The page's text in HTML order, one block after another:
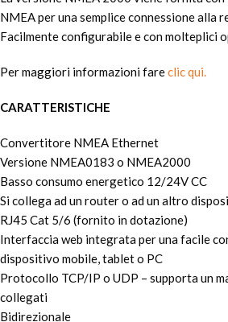
NMEA per una semplice connessione alla
Facilmente configurabile e con molteplici
Per maggiori informazioni fareclic qui.
CARATTERISTICHE
Convertitore NMEA Ethernet
Versione NMEA0183 o NMEA2000
Basso consumo energetico 12/24V CC
Si collega ad un router o ad un altro
RJ45 Cat 5/6 (fornito in dotazione)
Interfaccia web integrata per una facile
dispositivo mobile, tablet o PC
Protocollo TCP/IP o UDP – supporta un
collegati
Bidirezionale